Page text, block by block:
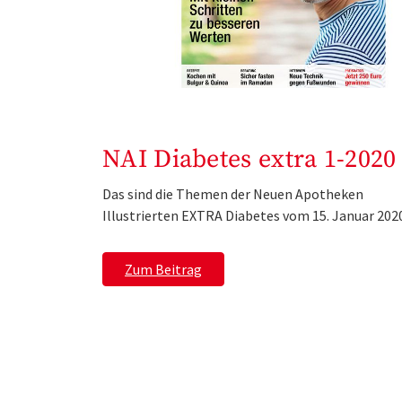
NAI Diabetes extra 1-2020
Das sind die Themen der Neuen Apotheken
Illustrierten EXTRA Diabetes vom 15. Januar
Zum Beitrag